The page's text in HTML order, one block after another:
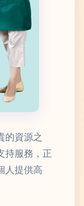
的資源之
持服務，正
人提供高